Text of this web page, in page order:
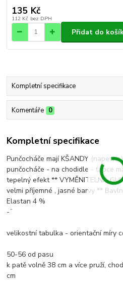
135 Kč
112 Kč bez DPH
Přidat do
Kompletní specifikace
Komentáře 0
Kompletní specifikace
Punčocháče mají KŠANDY
punčocháče - na chodidle - ťapce
tepelný efekt ** VYMĚNITELNÁ
velmi příjemné , jasné barvy **
Elastan 4 %
-¨
velikostní tabulka - orientační míry
50-56 od pasu
k patě volně 38 cm a více pruží,
cm